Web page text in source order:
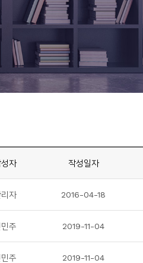
자 작성일자
자 2016-04-18
주 2019-11-04
주 2019-11-04